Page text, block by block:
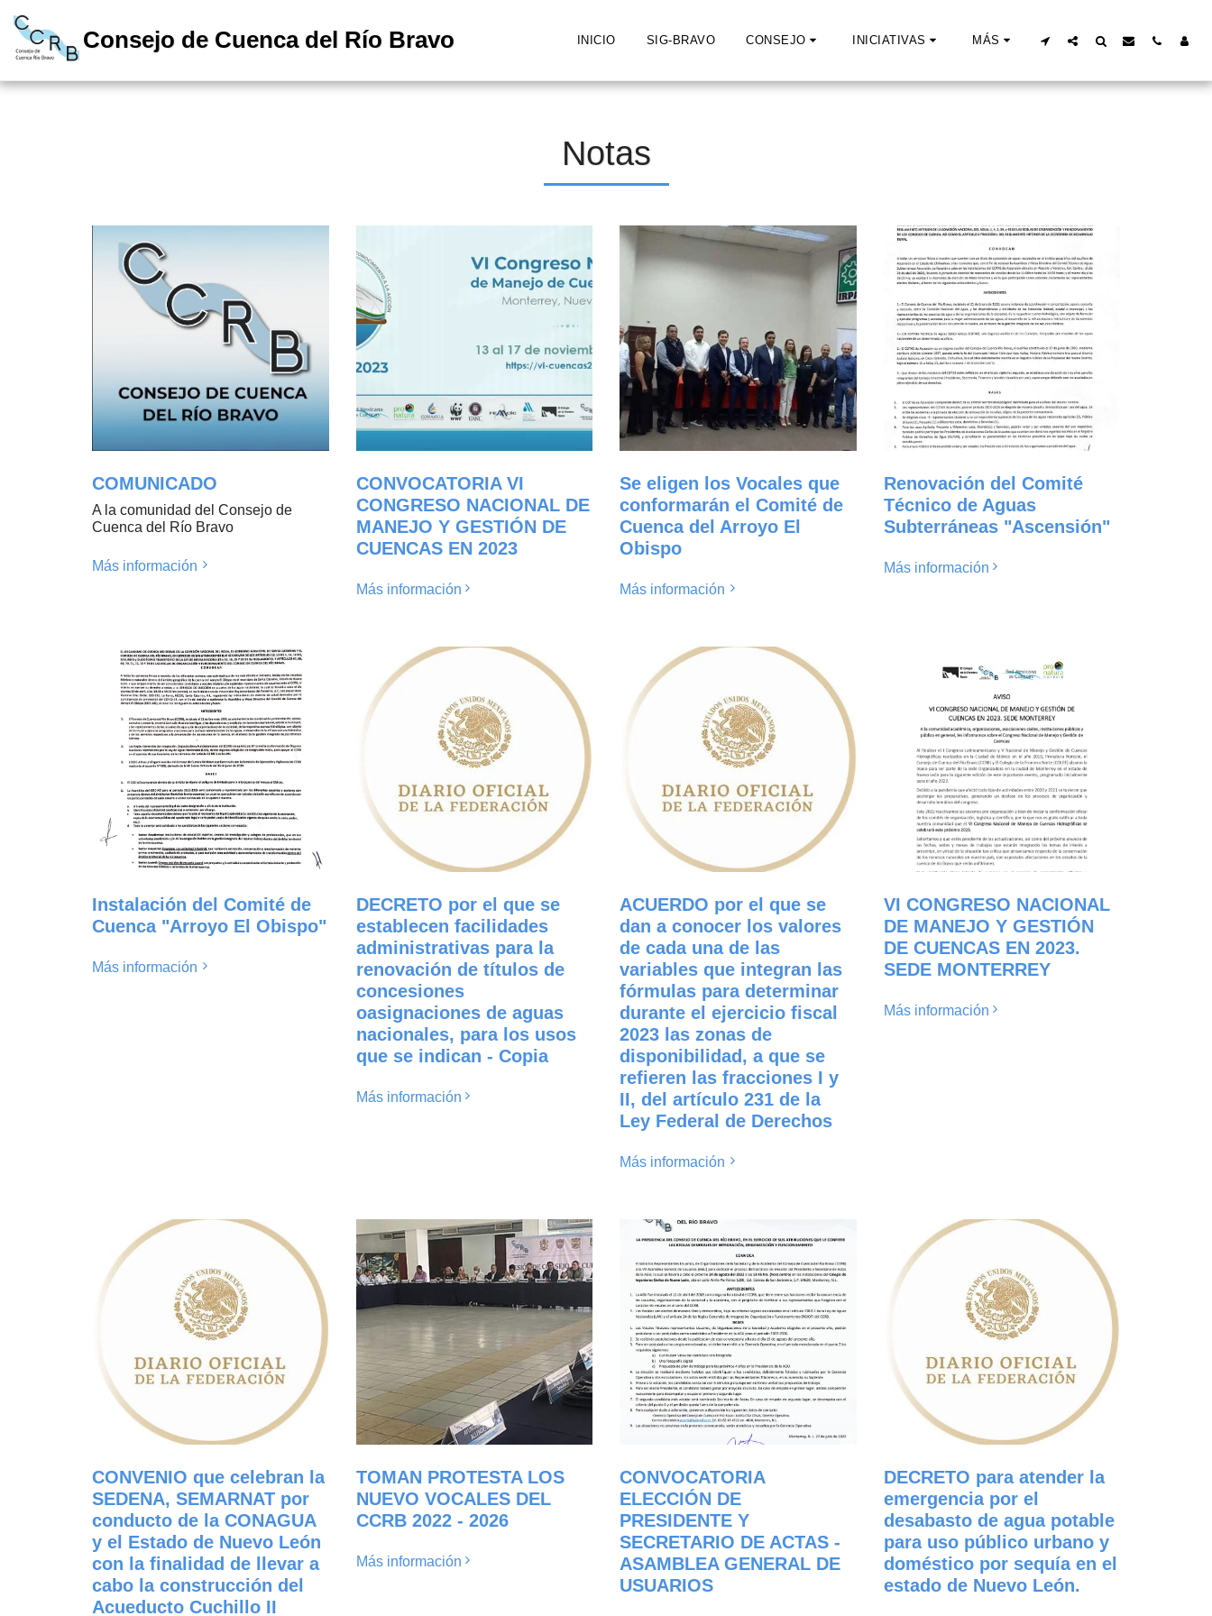
Consejo de Cuenca del Río Bravo INICIO SIG-BRAVO CONSEJO INICIATIVAS MÁS
Notas
COMUNICADO
A la comunidad del Consejo de
Cuenca del Río Bravo
Más información
CONVOCATORIA VI
CONGRESO NACIONAL DE
MANEJO Y GESTIÓN DE
CUENCAS EN 2023
Más información
Se eligen los Vocales que
conformarán el Comité de
Cuenca del Arroyo El
Obispo
Más información
Renovación del Comité
Técnico de Aguas
Subterráneas "Ascensión"
Más información
Instalación del Comité de
Cuenca "Arroyo El Obispo"
Más información
DECRETO por el que se
establecen facilidades
administrativas para la
renovación de títulos de
concesiones
oasignaciones de aguas
nacionales, para los usos
que se indican - Copia
Más información
ACUERDO por el que se
dan a conocer los valores
de cada una de las
variables que integran las
fórmulas para determinar
durante el ejercicio fiscal
2023 las zonas de
disponibilidad, a que se
refieren las fracciones I y
II, del artículo 231 de la
Ley Federal de Derechos
Más información
VI CONGRESO NACIONAL
DE MANEJO Y GESTIÓN
DE CUENCAS EN 2023.
SEDE MONTERREY
Más información
CONVENIO que celebran la
SEDENA, SEMARNAT por
conducto de la CONAGUA
y el Estado de Nuevo León
con la finalidad de llevar a
cabo la construcción del
Acueducto Cuchillo II
TOMAN PROTESTA LOS
NUEVO VOCALES DEL
CCRB 2022 - 2026
Más información
CONVOCATORIA
ELECCIÓN DE
PRESIDENTE Y
SECRETARIO DE ACTAS -
ASAMBLEA GENERAL DE
USUARIOS
DECRETO para atender la
emergencia por el
desabasto de agua potable
para uso público urbano y
doméstico por sequía en el
estado de Nuevo León.